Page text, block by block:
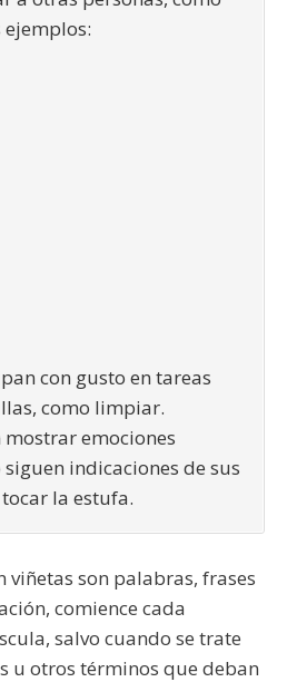
ejemplos:
con gusto en tareas
como limpiar.
mostrar emociones
indicaciones de sus
la estufa.
viñetas son palabras, frases
comience cada
salvo cuando se trate
u otros términos que deban